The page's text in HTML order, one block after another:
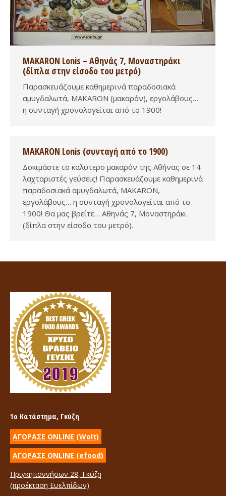
MAKARON Lonis – Αθηνάς 7, Μοναστηράκι
(δίπλα στην είσοδο του μετρό)
Παρασκευάζουμε καθημερινά παραδοσιακά
αμυγδαλωτά, MAKARON (μακαρόν), εργολάβους…
η συνταγή χρονολογείται από το 1900!
MAKARON Lonis (συνταγή από το 1900)
Δοκιμάστε το καλύτερο μακαρόν της Αθήνας σε 14
λαχταριστές γεύσεις! Παρασκευάζουμε καθημερινά
παραδοσιακά αμυγδαλωτά, MAKARON,
εργολάβους… η συνταγή χρονολογείται από το
1900! Θα μας βρείτε… Αθηνάς 7, Μοναστηράκι
(δίπλα στην είσοδο του μετρό).
1ο Κατάστημα, Γκύζη
ΑΓΟΡΑΣΕ ONLINE (Wolt)
ΑΓΟΡΑΣΕ ONLINE (efood)
Πριγκηποννήσων 28, Γκύζη
(προέκταση Ευελπίδων)